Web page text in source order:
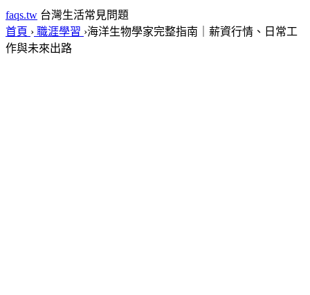
faqs.tw 台灣生活常見問題
首頁 › 職涯學習 ›海洋生物學家完整指南｜薪資行情、日常工
作與未來出路